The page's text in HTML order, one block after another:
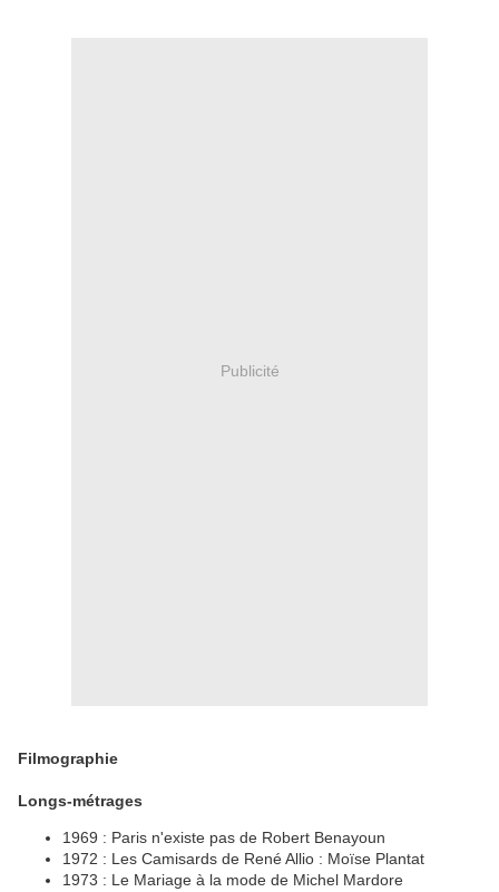
Publicité
Filmographie
Longs-métrages
1969 : Paris n'existe pas de Robert Benayoun
1972 : Les Camisards de René Allio : Moïse Plantat
1973 : Le Mariage à la mode de Michel Mardore